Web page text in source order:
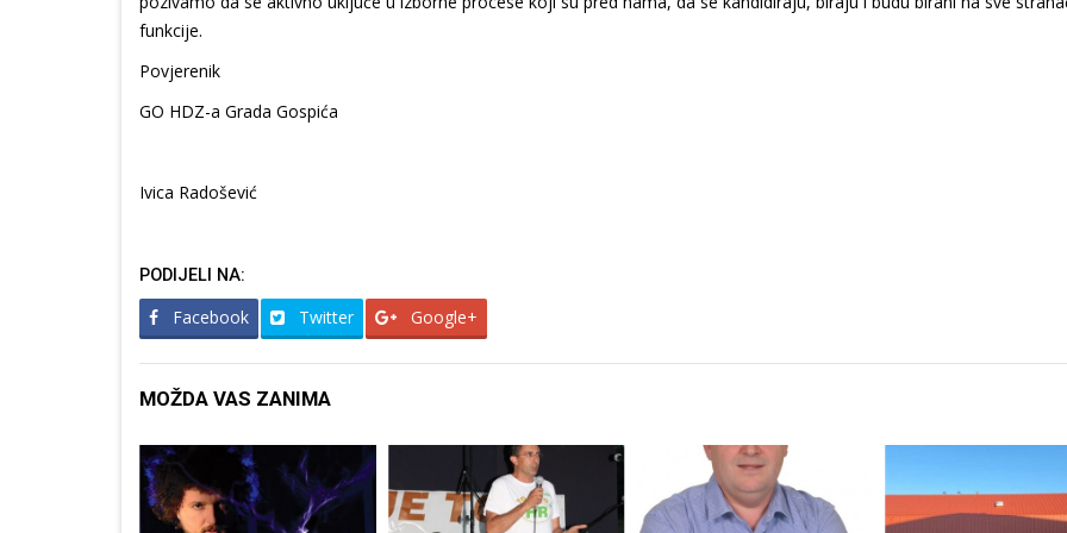
funkcije.
Povjerenik
GO HDZ-a Grada Gospića
Ivica Radošević
PODIJELI NA:
Facebook Twitter Google+
MOŽDA VAS ZANIMA